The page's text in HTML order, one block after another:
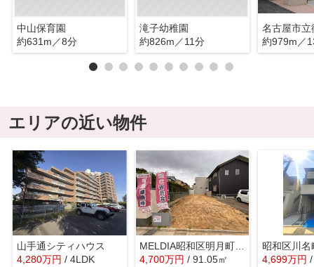
中山保育園
約631m／8分
滝子幼稚園
約826m／11分
約979m／
エリアの近い物件
山手通シティハウス
4,280万円 / 4LDK
MELDIA昭和区明月町１丁目【仲介手数料無料 御器所小 桜山中】
4,700万円 / 91.05㎡ 4,699万円